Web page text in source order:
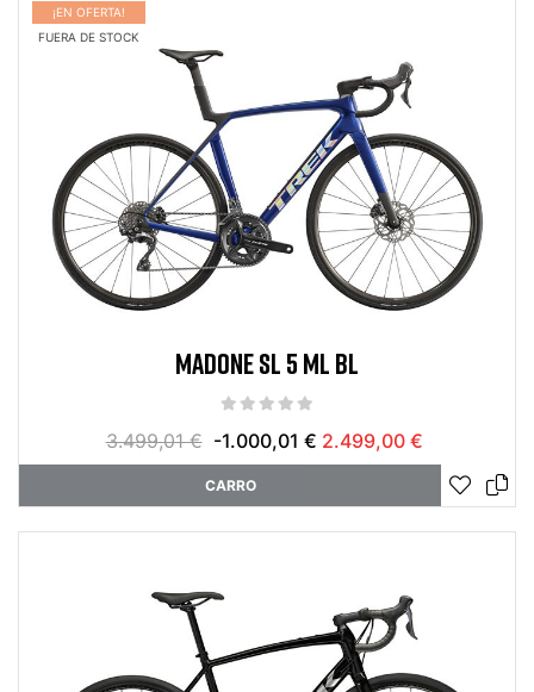
¡EN OFERTA!
FUERA DE STOCK
MADONE SL 5 ML BL
3.499,01 € -1.000,01 € 2.499,00 €
CARRO